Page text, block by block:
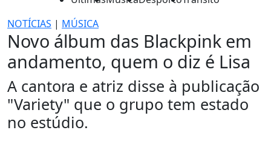
NOTÍCIAS | MÚSICA
Novo álbum das Blackpink em
andamento, quem o diz é Lisa
A cantora e atriz disse à publicação
"Variety" que o grupo tem estado
no estúdio.